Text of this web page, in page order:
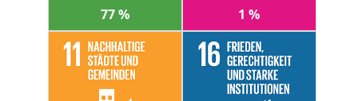
77 % 1 %